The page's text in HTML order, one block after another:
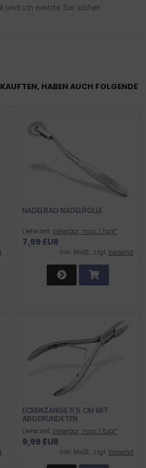
und ich werde Sie sicher
HABEN AUCH FOLGENDE
NADELRAD NADELROLLE
Lieferzeit: lieferbar, max. 1 Tag*
7,99 EUR
inkl .MwSt., zzgl. Versand
ECKENZANGE 11,5 CM MIT
ABGERUNDETEN
SCHNEIDBACKEN
Lieferzeit: lieferbar, max. 1 Tag*
9,99 EUR
inkl .MwSt., zzgl. Versand